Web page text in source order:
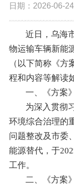
日期：2026-06-
近日，乌海
物运输车辆新能
（以下简称《
程和内容等解读
一、《方案
为深入贯彻
环境综合治理的
问题整改及市委
能源替代，于
工作。
二、《方案